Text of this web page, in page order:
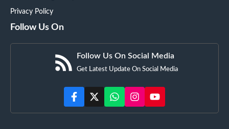
Privacy Policy
Follow Us On
Follow Us On Social Media
Get Latest Update On Social Media